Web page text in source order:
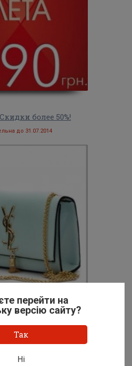
более 50%!
до 31.07.2014
перейти на
версію сайту?
Так
Ні